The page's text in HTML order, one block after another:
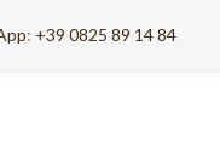
: +39 0825 89 14 84